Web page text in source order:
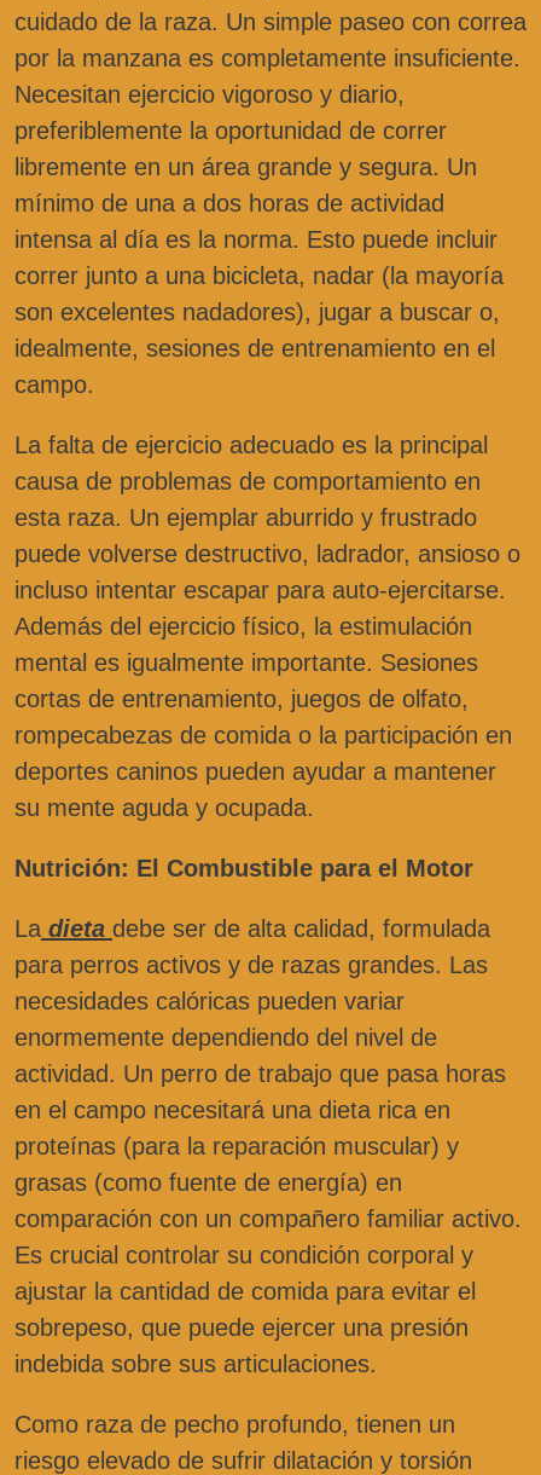
cuidado de la raza. Un simple paseo con correa
por la manzana es completamente insuficiente.
Necesitan ejercicio vigoroso y diario,
preferiblemente la oportunidad de correr
libremente en un área grande y segura. Un
mínimo de una a dos horas de actividad
intensa al día es la norma. Esto puede incluir
correr junto a una bicicleta, nadar (la mayoría
son excelentes nadadores), jugar a buscar o,
idealmente, sesiones de entrenamiento en el
campo.
La falta de ejercicio adecuado es la principal
causa de problemas de comportamiento en
esta raza. Un ejemplar aburrido y frustrado
puede volverse destructivo, ladrador, ansioso o
incluso intentar escapar para auto-ejercitarse.
Además del ejercicio físico, la estimulación
mental es igualmente importante. Sesiones
cortas de entrenamiento, juegos de olfato,
rompecabezas de comida o la participación en
deportes caninos pueden ayudar a mantener
su mente aguda y ocupada.
Nutrición: El Combustible para el Motor
La dieta debe ser de alta calidad, formulada
para perros activos y de razas grandes. Las
necesidades calóricas pueden variar
enormemente dependiendo del nivel de
actividad. Un perro de trabajo que pasa horas
en el campo necesitará una dieta rica en
proteínas (para la reparación muscular) y
grasas (como fuente de energía) en
comparación con un compañero familiar activo.
Es crucial controlar su condición corporal y
ajustar la cantidad de comida para evitar el
sobrepeso, que puede ejercer una presión
indebida sobre sus articulaciones.
Como raza de pecho profundo, tienen un
riesgo elevado de sufrir dilatación y torsión